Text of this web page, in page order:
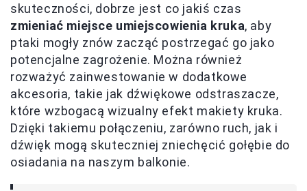
skuteczności, dobrze jest co jakiś czas
zmieniać miejsce umiejscowienia kruka, aby
ptaki mogły znów zacząć postrzegać go jako
potencjalne zagrożenie. Można również
rozważyć zainwestowanie w dodatkowe
akcesoria, takie jak dźwiękowe odstraszacze,
które wzbogacą wizualny efekt makiety kruka.
Dzięki takiemu połączeniu, zarówno ruch, jak i
dźwięk mogą skuteczniej zniechęcić gołębie do
osiadania na naszym balkonie.